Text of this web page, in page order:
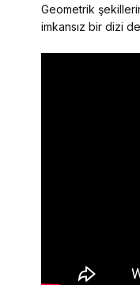
Geometrik
imkansız bir dizi